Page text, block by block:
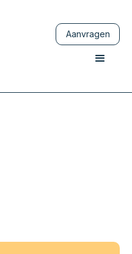
Aanvragen